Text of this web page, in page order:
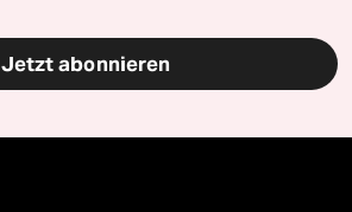
Jetzt abonnieren